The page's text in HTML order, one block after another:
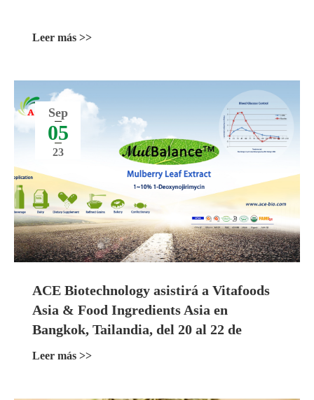
Leer más >>
Sep
05
23
ACE Biotechnology asistirá a Vitafoods
Asia & Food Ingredients Asia en
Bangkok, Tailandia, del 20 al 22 de
septiembre de 2023
Leer más >>